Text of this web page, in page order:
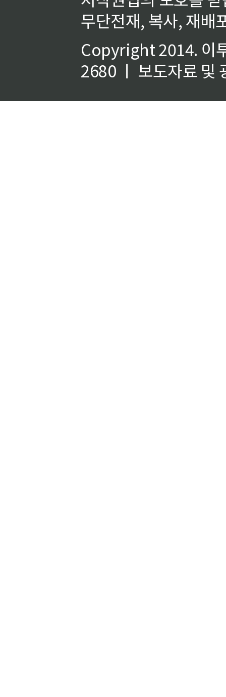
무단전재, 복사, 재배
Copyright 2014. 이
2680 ㅣ 보도자료